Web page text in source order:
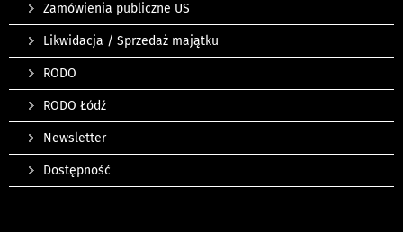
Zamówienia publiczne US
Likwidacja / Sprzedaż majątku
RODO
RODO Łódź
Newsletter
Dostępność